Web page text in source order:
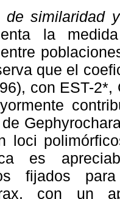
de similaridad
la
que el
con EST-
loci
es
fijados
con un